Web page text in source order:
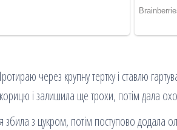
через крупну тертку і ставлю
і залишила ще трохи, потім дала
збила з цукром, потім поступово